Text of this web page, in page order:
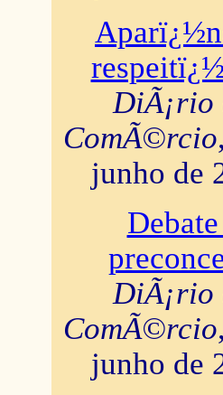
DiÃ¡rio
ComÃ©rcio
junho de
DiÃ¡rio
ComÃ©rcio
junho de